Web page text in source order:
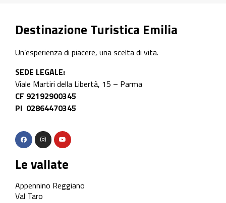
Destinazione Turistica Emilia
Un’esperienza di piacere, una scelta di vita.
SEDE LEGALE:
Viale Martiri della Libertà, 15 – Parma
CF 92192900345
PI 02864470345
Le vallate
Appennino Reggiano
Val Taro